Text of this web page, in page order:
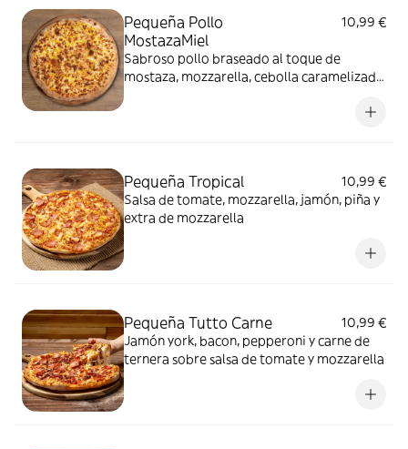
Pequeña Pollo
MostazaMiel
10,99 €
Sabroso pollo braseado al toque de
mostaza, mozzarella, cebolla caramelizada
Pequeña Tropical
10,99 €
Salsa de tomate, mozzarella, jamón, piña y
extra de mozzarella
Pequeña Tutto Carne
10,99 €
Jamón york, bacon, pepperoni y carne de
ternera sobre salsa de tomate y mozzarella